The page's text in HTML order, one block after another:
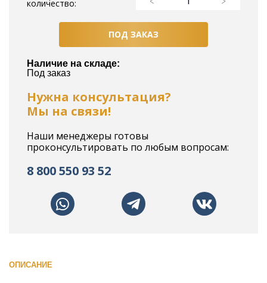
количество:
ПОД ЗАКАЗ
Наличие на складе:
Под заказ
Нужна консультация?
Мы на связи!
Наши менеджеры готовы
проконсультировать по любым вопросам:
8 800 550 93 52
ОПИСАНИЕ